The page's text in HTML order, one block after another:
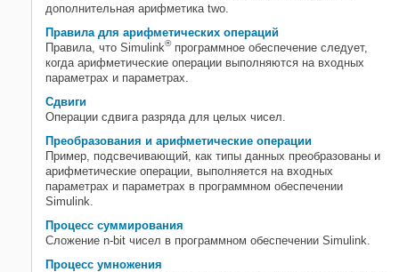
дополнительная арифметика two.
Правила для арифметических операций
Правила, что Simulink®программное обеспечение следует,
когда арифметические операции выполняются на входных
параметрах и параметрах.
Сдвиги
Операции сдвига разряда для целых чисел.
Преобразования и арифметические операции
Пример, подсвечивающий, как типы данных преобразованы и
арифметические операции, выполняется на входных
параметрах и параметрах в программном обеспечении
Simulink.
Процесс суммирования
Сложение n-bit чисел в программном обеспечении Simulink.
Процесс умножения